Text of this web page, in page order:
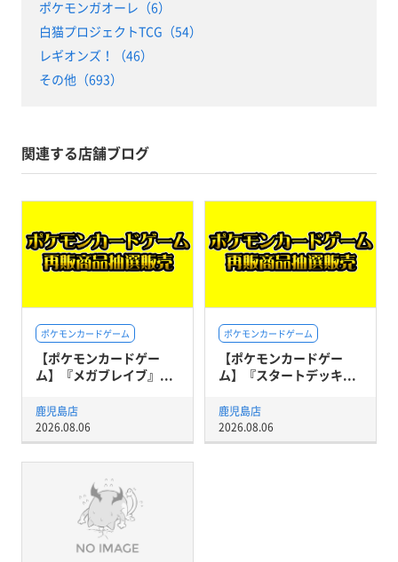
ポケモンガオーレ（6）
白猫プロジェクトTCG（54）
レギオンズ！（46）
その他（693）
関連する店舗ブログ
ポケモンカードゲーム
【ポケモンカードゲー
ム】『メガブレイブ』...
鹿児島店
2026.08.06
ポケモンカードゲーム
【ポケモンカードゲー
ム】『スタートデッキ...
鹿児島店
2026.08.06